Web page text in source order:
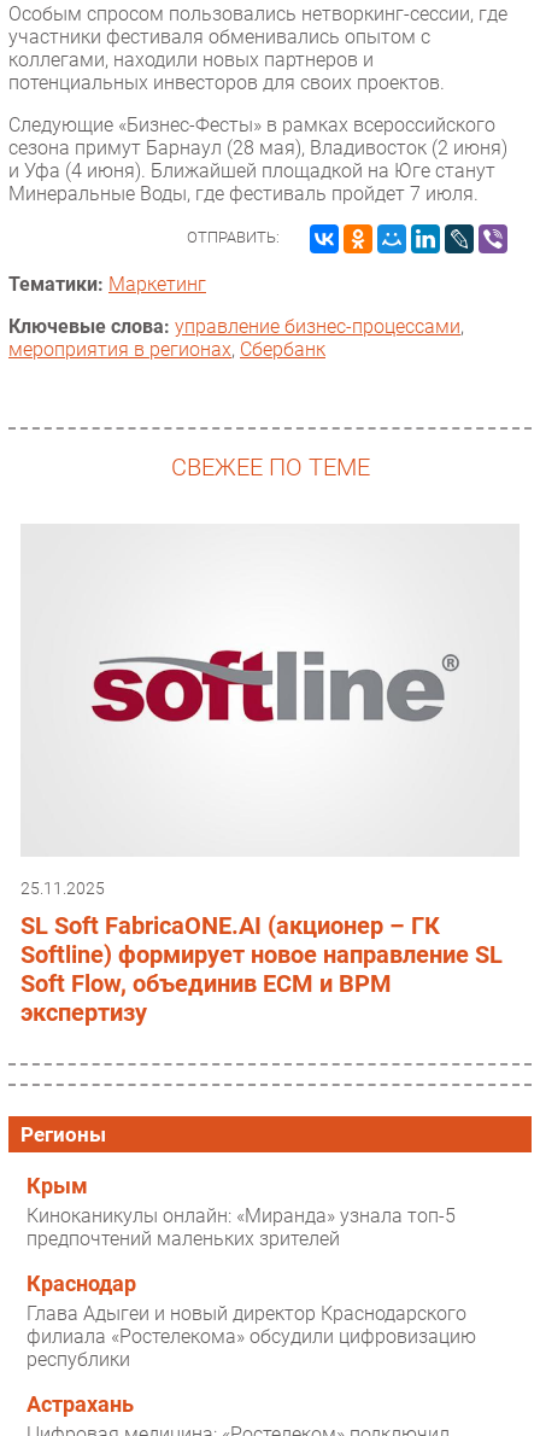
Особым спросом пользовались нетворкинг-сессии, где
участники фестиваля обменивались опытом с
коллегами, находили новых партнеров и
потенциальных инвесторов для своих проектов.
Следующие «Бизнес-Фесты» в рамках всероссийского
сезона примут Барнаул (28 мая), Владивосток (2 июня)
и Уфа (4 июня). Ближайшей площадкой на Юге станут
Минеральные Воды, где фестиваль пройдет 7 июля.
ОТПРАВИТЬ:
Тематики: Маркетинг
Ключевые слова: управление бизнес-процессами,
мероприятия в регионах, Сбербанк
СВЕЖЕЕ ПО ТЕМЕ
25.11.2025
SL Soft FabricaONE.AI (акционер – ГК
Softline) формирует новое направление SL
Soft Flow, объединив ECM и BPM
экспертизу
Регионы
Крым
Киноканикулы онлайн: «Миранда» узнала топ-5
предпочтений маленьких зрителей
Краснодар
Глава Адыгеи и новый директор Краснодарского
филиала «Ростелекома» обсудили цифровизацию
республики
Астрахань